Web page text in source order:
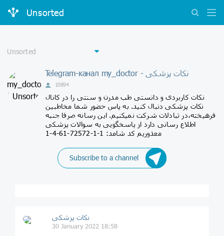
Unsorted
Telegram-канал my_doctor - نکات پزشکی
10894
نکات کاربردی و دانستی طب مدرن و سنتی را در کانال
نکات پزشکی دنبال کنید. به پاس حضور شما مخاطبین
فرهیخته،در تبادلات شرکت نمیکنیم. این رسانه صرفا جنبه
اطلاع رسانی دارد از پاسخگویی به سوالات پزشکی
معذوریم کد شامد: 1-1-72572-61-4-1
Subscribe to a channel
نکات پزشکی
30 January 2022 18:58